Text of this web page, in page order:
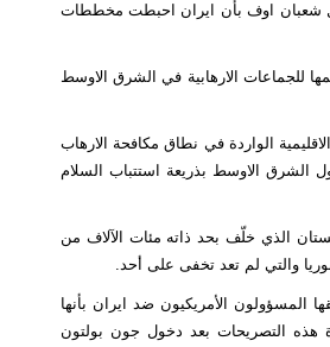
شعبان اوف بأن ايران احبطت مخططات
للجماعات الارهابية في الشرق الاوسط
الواردة في نطاق مكافحة الارهاب
الشرق الاوسط بذريعة استتباب السلام
الذي خلّف بحد ذاته مئات الآلاف من
والتي لم تعد تخفى على أحد.
الأمريكيون ضد ايران بأنها
هذه التصريحات بعد دخول جون بولتون